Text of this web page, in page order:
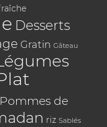
Desserts
Gratin Gâteau
Pommes de
riz Sablés